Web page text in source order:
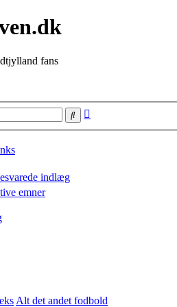
fans
Søg
indlæg
emner
Alt det andet fodbold